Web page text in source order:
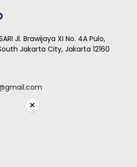
Jl. Brawijaya XI No. 4A Pulo,
Jakarta City, Jakarta 12160
×